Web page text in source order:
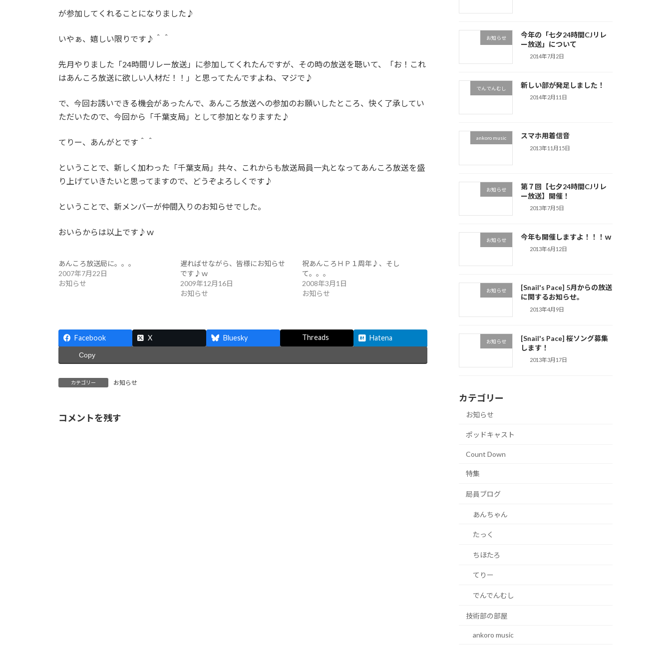
が参加してくれることになりました♪
いやぁ、嬉しい限りです♪＾＾
先月やりました「24時間リレー放送」に参加してくれたんですが、その時の放送を聴いて、「お！これ
はあんころ放送に欲しい人材だ！！」と思ってたんですよね、マジで♪
で、今回お誘いできる機会があったんで、あんころ放送への参加のお願いしたところ、快く了承してい
ただいたので、今回から「千葉支局」として参加となりますた♪
てりー、あんがとです＾＾
ということで、新しく加わった「千葉支局」共々、これからも放送局員一丸となってあんころ放送を盛
り上げていきたいと思ってますので、どうぞよろしくです♪
ということで、新メンバーが仲間入りのお知らせでした。
おいらからは以上です♪ｗ
あんころ放送局に。。。
2007年7月22日
お知らせ
遅ればせながら、皆様にお知らせ
です♪ｗ
2009年12月16日
お知らせ
祝あんころＨＰ１周年♪、そし
て。。。
2008年3月1日
お知らせ
Facebook X Bluesky Threads Hatena
Copy
カテゴリー お知らせ
コメントを残す
お知らせ
今年の「七夕24時間CJリレ
ー放送」について
2014年7月2日
でんでんむし 新しい部が発足しました！
2014年2月11日
ankoro music スマホ用着信音
2013年11月15日
お知らせ
第７回【七夕24時間CJリレ
ー放送】開催！
2013年7月5日
お知らせ 今年も開催しますよ！！！ｗ
2013年6月12日
お知らせ
[Snail's Pace] 5月からの放送
に関するお知らせ。
2013年4月9日
お知らせ
[Snail's Pace] 桜ソング募集
します！
2013年3月17日
カテゴリー
お知らせ
ポッドキャスト
Count Down
特集
局員ブログ
あんちゃん
たっく
ちほたろ
てりー
でんでんむし
技術部の部屋
ankoro music